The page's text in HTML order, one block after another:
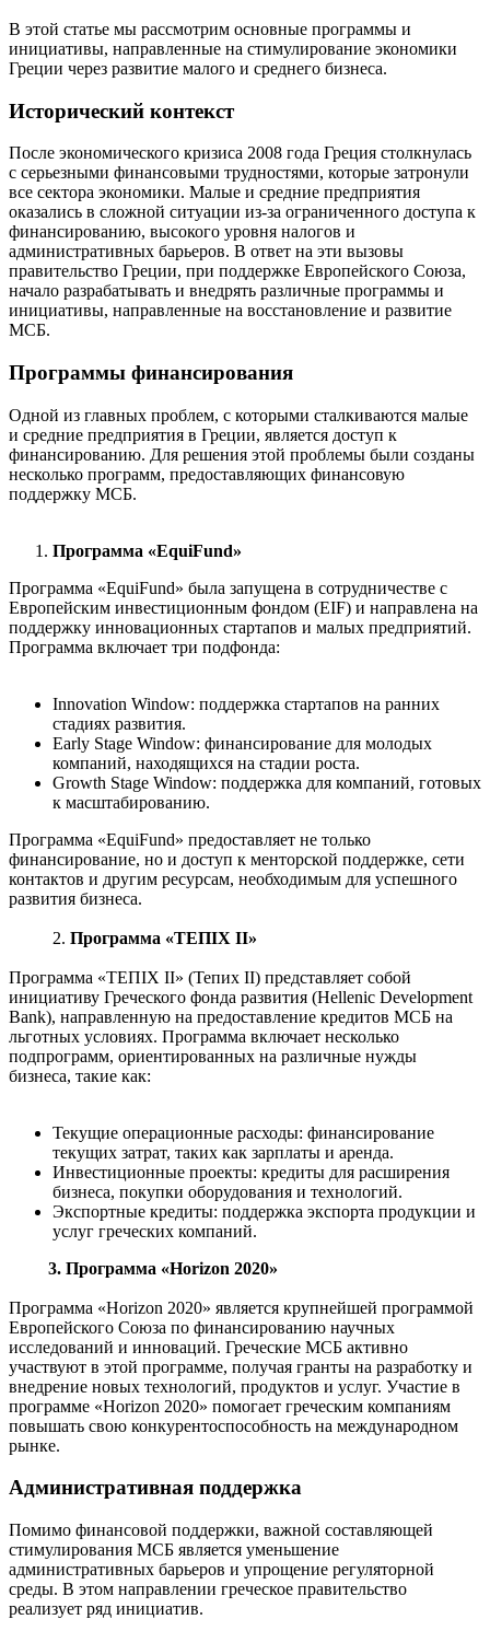
В этой статье мы рассмотрим основные программы и
инициативы, направленные на стимулирование экономики
Греции через развитие малого и среднего бизнеса.
Исторический контекст
После экономического кризиса 2008 года Греция столкнулась
с серьезными финансовыми трудностями, которые затронули
все сектора экономики. Малые и средние предприятия
оказались в сложной ситуации из-за ограниченного доступа к
финансированию, высокого уровня налогов и
административных барьеров. В ответ на эти вызовы
правительство Греции, при поддержке Европейского Союза,
начало разрабатывать и внедрять различные программы и
инициативы, направленные на восстановление и развитие
МСБ.
Программы финансирования
Одной из главных проблем, с которыми сталкиваются малые
и средние предприятия в Греции, является доступ к
финансированию. Для решения этой проблемы были созданы
несколько программ, предоставляющих финансовую
поддержку МСБ.
Программа «EquiFund»
Программа «EquiFund» была запущена в сотрудничестве с
Европейским инвестиционным фондом (EIF) и направлена на
поддержку инновационных стартапов и малых предприятий.
Программа включает три подфонда:
Innovation Window: поддержка стартапов на ранних
стадиях развития.
Early Stage Window: финансирование для молодых
компаний, находящихся на стадии роста.
Growth Stage Window: поддержка для компаний, готовых
к масштабированию.
Программа «EquiFund» предоставляет не только
финансирование, но и доступ к менторской поддержке, сети
контактов и другим ресурсам, необходимым для успешного
развития бизнеса.
2. Программа «ΤΕΠΙΧ ΙΙ»
Программа «ΤΕΠΙΧ ΙΙ» (Тепих II) представляет собой
инициативу Греческого фонда развития (Hellenic Development
Bank), направленную на предоставление кредитов МСБ на
льготных условиях. Программа включает несколько
подпрограмм, ориентированных на различные нужды
бизнеса, такие как:
Текущие операционные расходы: финансирование
текущих затрат, таких как зарплаты и аренда.
Инвестиционные проекты: кредиты для расширения
бизнеса, покупки оборудования и технологий.
Экспортные кредиты: поддержка экспорта продукции и
услуг греческих компаний.
3. Программа «Horizon 2020»
Программа «Horizon 2020» является крупнейшей программой
Европейского Союза по финансированию научных
исследований и инноваций. Греческие МСБ активно
участвуют в этой программе, получая гранты на разработку и
внедрение новых технологий, продуктов и услуг. Участие в
программе «Horizon 2020» помогает греческим компаниям
повышать свою конкурентоспособность на международном
рынке.
Административная поддержка
Помимо финансовой поддержки, важной составляющей
стимулирования МСБ является уменьшение
административных барьеров и упрощение регуляторной
среды. В этом направлении греческое правительство
реализует ряд инициатив.